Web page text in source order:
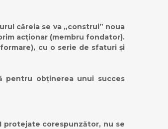
căreia se va „construi” noua
acționar (membru fondator).
cu o serie de sfaturi și
pentru obținerea unui succes
protejate corespunzător, nu se